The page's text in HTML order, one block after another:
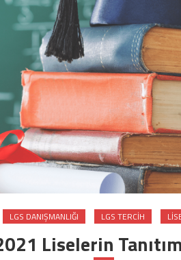
LGS DANIŞMANLIĞI LGS TERCIH
Liselerin